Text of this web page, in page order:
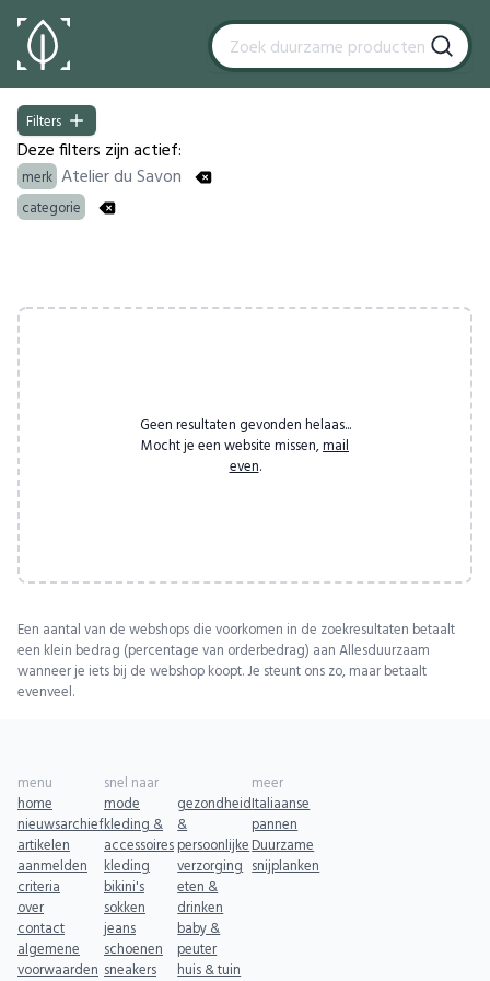
Filters
Filters
Deze filters zijn actief:
merk Atelier du Savon
categorie
Geen resultaten gevonden helaas...
Mocht je een website missen, mail
even.
Een aantal van de webshops die voorkomen in de zoekresultaten betaalt
een klein bedrag (percentage van orderbedrag) aan Allesduurzaam
wanneer je iets bij de webshop koopt. Je steunt ons zo, maar betaalt
evenveel.
menu
home
nieuwsarchief
artikelen
aanmelden
criteria
over
contact
algemene
voorwaarden
snel naar
mode
kleding &
accessoires
kleding
bikini's
sokken
jeans
schoenen
sneakers
gezondheid
&
persoonlijke
verzorging
eten &
drinken
baby &
peuter
huis & tuin
meer
Italiaanse
pannen
Duurzame
snijplanken